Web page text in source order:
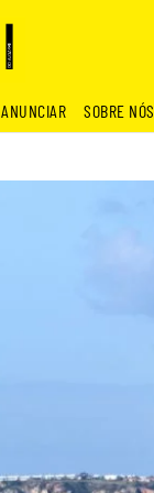
ANUNCIAR SOBRE NÓS